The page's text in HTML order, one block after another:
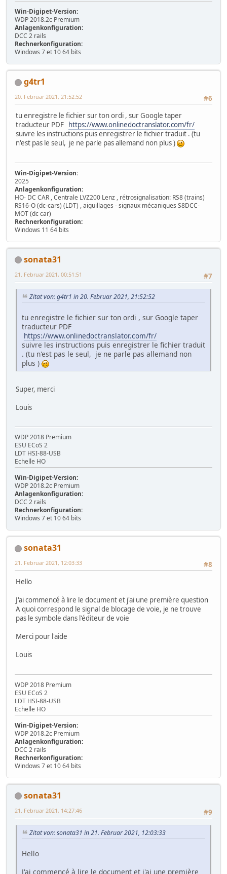
Win-Digipet-Version:
WDP 2018.2c Premium
Anlagenkonfiguration:
DCC 2 rails
Rechnerkonfiguration:
Windows 7 et 10 64 bits
g4tr1
#6
20. Februar 2021, 21:52:52
tu enregistre le fichier sur ton ordi , sur Google taper
traducteur PDF
https://www.onlinedoctranslator.com/fr/
suivre les instructions puis enregistrer le fichier traduit . (tu
n'est pas le seul, je ne parle pas allemand non plus )
Win-Digipet-Version:
2025
Anlagenkonfiguration:
HO- DC CAR , Centrale LVZ200 Lenz , rétrosignalisation: RS8 (trains)
RS16-O (dc-cars) (LDT) , aiguillages - signaux mécaniques S8DCC-
MOT (dc car)
Rechnerkonfiguration:
Windows 11 64 bits
sonata31
#7
21. Februar 2021, 00:51:51
Zitat von: g4tr1 in 20. Februar 2021, 21:52:52
tu enregistre le fichier sur ton ordi , sur Google taper
traducteur PDF
https://www.onlinedoctranslator.com/fr/
suivre les instructions puis enregistrer le fichier traduit
. (tu n'est pas le seul, je ne parle pas allemand non
plus )
Super, merci
Louis
WDP 2018 Premium
ESU ECoS 2
LDT HSI-88-USB
Echelle HO
Win-Digipet-Version:
WDP 2018.2c Premium
Anlagenkonfiguration:
DCC 2 rails
Rechnerkonfiguration:
Windows 7 et 10 64 bits
sonata31
#8
21. Februar 2021, 12:03:33
Hello
J'ai commencé à lire le document et j'ai une première question
A quoi correspond le signal de blocage de voie, je ne trouve
pas le symbole dans l'éditeur de voie
Merci pour l'aide
Louis
WDP 2018 Premium
ESU ECoS 2
LDT HSI-88-USB
Echelle HO
Win-Digipet-Version:
WDP 2018.2c Premium
Anlagenkonfiguration:
DCC 2 rails
Rechnerkonfiguration:
Windows 7 et 10 64 bits
sonata31
#9
21. Februar 2021, 14:27:46
Zitat von: sonata31 in 21. Februar 2021, 12:03:33
Hello
J'ai commencé à lire le document et j'ai une première